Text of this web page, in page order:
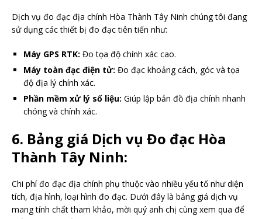
Dịch vụ đo đạc địa chính Hòa Thành Tây Ninh chúng tôi đang
sử dụng các thiết bị đo đạc tiên tiến như:
Máy GPS RTK: Đo tọa độ chính xác cao.
Máy toàn đạc điện tử: Đo đạc khoảng cách, góc và tọa
độ địa lý chính xác.
Phần mềm xử lý số liệu: Giúp lập bản đồ địa chính nhanh
chóng và chính xác.
6. Bảng giá Dịch vụ Đo đạc Hòa
Thành Tây Ninh:
Chi phí đo đạc địa chính phụ thuộc vào nhiều yếu tố như diện
tích, địa hình, loại hình đo đạc. Dưới đây là bảng giá dịch vụ
mang tính chất tham khảo, mời quý anh chị cùng xem qua để